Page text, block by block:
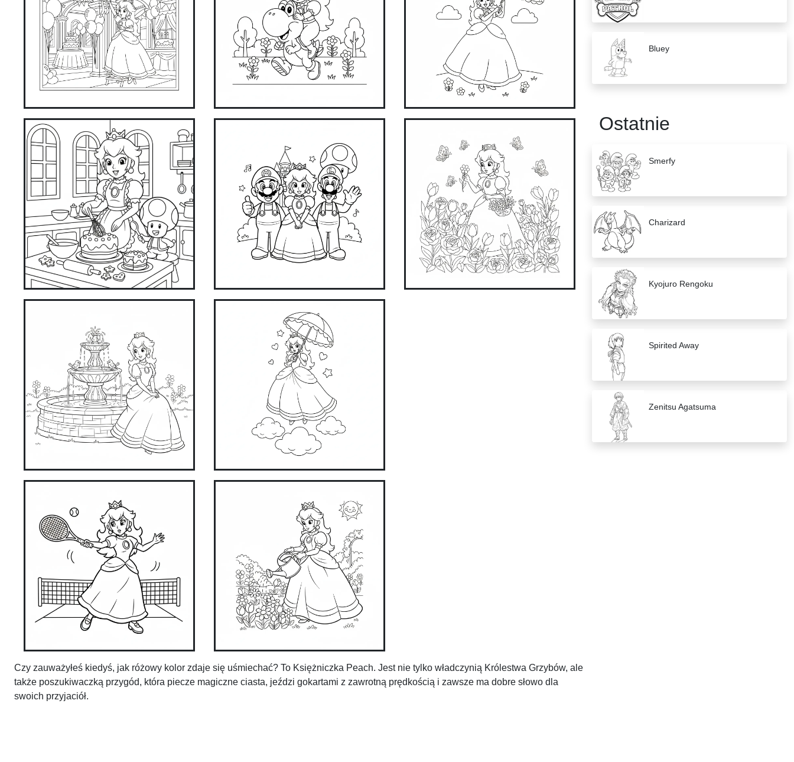
Czy zauważyłeś kiedyś, jak różowy kolor zdaje się uśmiechać? To Księżniczka Peach. Jest nie tylko władczynią Królestwa Grzybów, ale
także poszukiwaczką przygód, która piecze magiczne ciasta, jeździ gokartami z zawrotną prędkością i zawsze ma dobre słowo dla
swoich przyjaciół.
Bluey
Ostatnie
Smerfy
Charizard
Kyojuro Rengoku
Spirited Away
Zenitsu Agatsuma